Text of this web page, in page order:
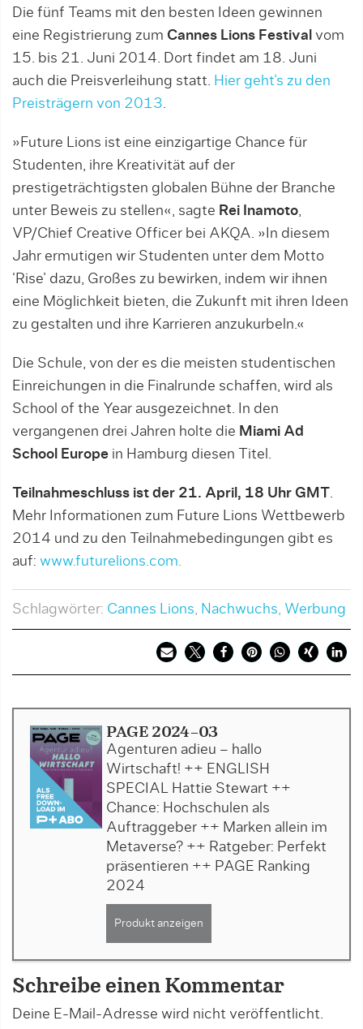
Die fünf Teams mit den besten Ideen gewinnen
eine Registrierung zum Cannes Lions Festival vom
15. bis 21. Juni 2014. Dort findet am 18. Juni
auch die Preisverleihung statt. Hier geht’s zu den
Preisträgern von 2013.
»Future Lions ist eine einzigartige Chance für
Studenten, ihre Kreativität auf der
prestigeträchtigsten globalen Bühne der Branche
unter Beweis zu stellen«, sagte Rei Inamoto,
VP/Chief Creative Officer bei AKQA. »In diesem
Jahr ermutigen wir Studenten unter dem Motto
‘Rise’ dazu, Großes zu bewirken, indem wir ihnen
eine Möglichkeit bieten, die Zukunft mit ihren Ideen
zu gestalten und ihre Karrieren anzukurbeln.«
Die Schule, von der es die meisten studentischen
Einreichungen in die Finalrunde schaffen, wird als
School of the Year ausgezeichnet. In den
vergangenen drei Jahren holte die Miami Ad
School Europe in Hamburg diesen Titel.
Teilnahmeschluss ist der 21. April, 18 Uhr GMT.
Mehr Informationen zum Future Lions Wettbewerb
2014 und zu den Teilnahmebedingungen gibt es
auf: www.futurelions.com.
Schlagwörter: Cannes Lions, Nachwuchs, Werbung
PAGE 2024-03
Agenturen adieu – hallo
Wirtschaft! ++ ENGLISH
SPECIAL Hattie Stewart ++
Chance: Hochschulen als
Auftraggeber ++ Marken allein im
Metaverse? ++ Ratgeber: Perfekt
präsentieren ++ PAGE Ranking
2024
Produkt anzeigen
Schreibe einen Kommentar
Deine E-Mail-Adresse wird nicht veröffentlicht.